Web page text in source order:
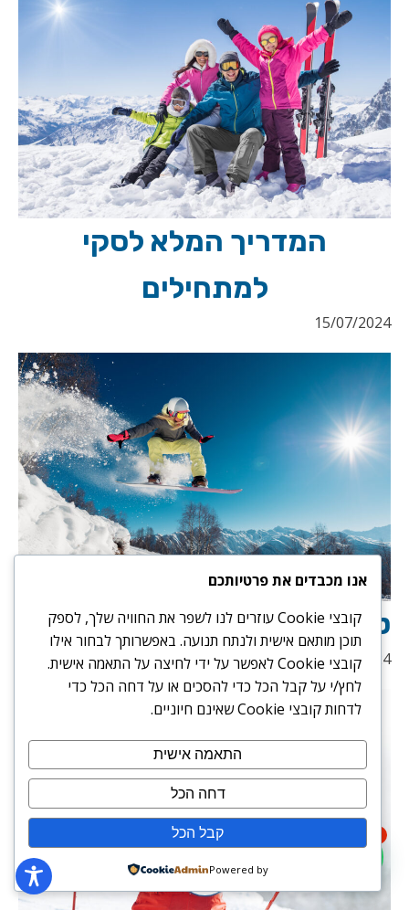
המדריך המלא לסקי
למתחילים
15/07/2024
טיפים חשובים לגולשי סנובורד
15/07/2024
אנו מכבדים את פרטיותכם
קובצי Cookie עוזרים לנו לשפר את החוויה שלך, לספק
תוכן מותאם אישית ולנתח תנועה. באפשרותך לבחור אילו
קובצי Cookie לאפשר על ידי לחיצה על התאמה אישית.
לחץ/י על קבל הכל כדי להסכים או על דחה הכל כדי
לדחות קובצי Cookie שאינם חיוניים.
התאמה אישית
דחה הכל
קבל הכל
Powered by